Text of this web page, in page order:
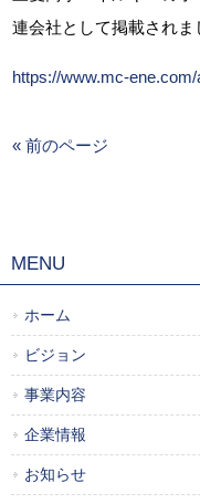
連会社として掲載されま
https://www.mc-
« 前のページ
MENU
ホーム
ビジョン
事業内容
企業情報
お知らせ